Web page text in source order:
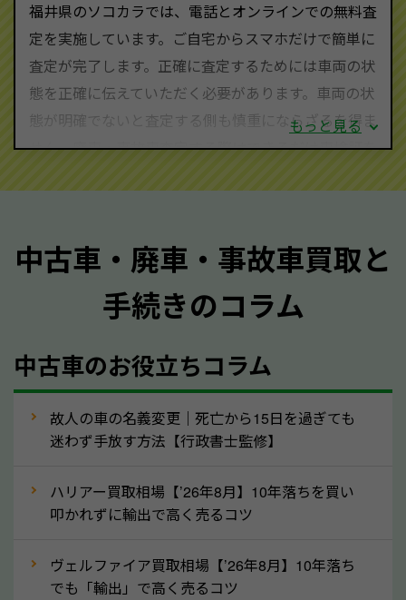
590-870）までお問い合わせ下さい。
査定・ご相談・見積もりはすべて無料で行います。安
心してお問い合わせください。
福井県のソコカラでは、電話とオンラインでの無料査
定を実施しています。ご自宅からスマホだけで簡単に
査定が完了します。正確に査定するためには車両の状
態を正確に伝えていただく必要があります。車両の状
態が明確でないと査定する側も慎重にならざるを得ま
せん。廃車・事故車査定する際はできるだけ車検証を
質問させていただく内容は以下の通りとなります。
メーカー／車種
型式／グレード
走行距離（例：約〇万キロ）
車検の満了日
内装や外装の状態
定を行い高価買取価格をつけやすくなります。
ってきます！
もっと見る
中古車・廃車・事故車買取と
手続きのコラム
中古車のお役立ちコラム
故人の車の名義変更｜死亡から15日を過ぎても
迷わず手放す方法【行政書士監修】
ハリアー買取相場【’26年8月】10年落ちを買い
叩かれずに輸出で高く売るコツ
ヴェルファイア買取相場【’26年8月】10年落ち
でも「輸出」で高く売るコツ